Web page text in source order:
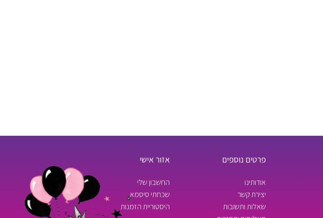
פרטים נוספים
אודותינו
יצירת קשר
שאלות ותשובות
אזור אישי
החשבון שלי
שכחתי סיסמא
היסטוריית הזמנות